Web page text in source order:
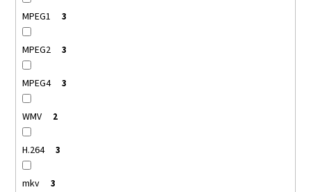
MPEG1 3
MPEG2 3
MPEG4 3
WMV 2
H.264 3
mkv 3